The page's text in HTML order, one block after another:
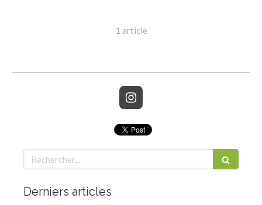
1 article
Rechercher
Derniers articles